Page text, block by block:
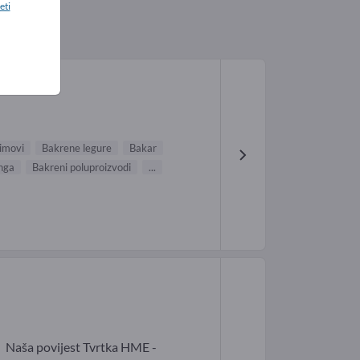
Bakrene legure
Bakar
Bakreni poluproizvodi ...
Naša povijest Tvrtka HME -